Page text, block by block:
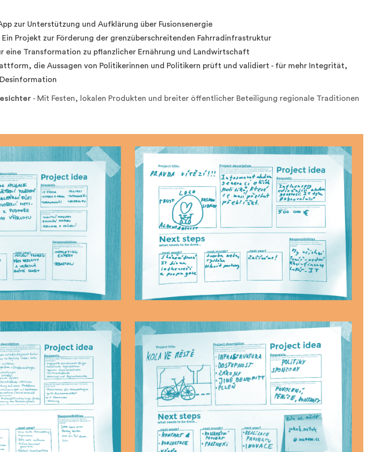
zur Unterstützung und Aufklärung über Fusionsenergie
Ein Projekt zur Förderung der grenzüberschreitenden Fahrradinfrastruktur
eine Transformation zu pflanzlicher Ernährung und Landwirtschaft
die Aussagen von Politikerinnen und Politikern prüft und validiert - für mehr Integrität,
- Mit Festen, lokalen Produkten und breiter öffentlicher Beteiligung regionale Traditionen